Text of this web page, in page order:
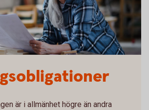
är i allmänhet högre än andra